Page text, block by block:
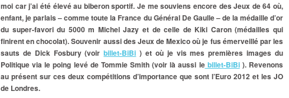
moi car j’ai été élevé au biberon sportif. Je me souviens encore des Jeux de 64 où,
enfant, je parlais – comme toute la France du Général De Gaulle – de la médaille d’or
du super-favori du 5000 m Michel Jazy et de celle de Kiki Caron (médailles qui
finirent en chocolat). Souvenir aussi des Jeux de Mexico où je fus émerveillé par les
sauts de Dick Fosbury (voirbillet-BiBi ) et où je vis mes premières images du
Politique via le poing levé de Tommie Smith (voir là aussi lebillet-BiBi). Revenons
au présent sur ces deux compétitions d’importance que sont l’Euro 2012 et les JO
de Londres.